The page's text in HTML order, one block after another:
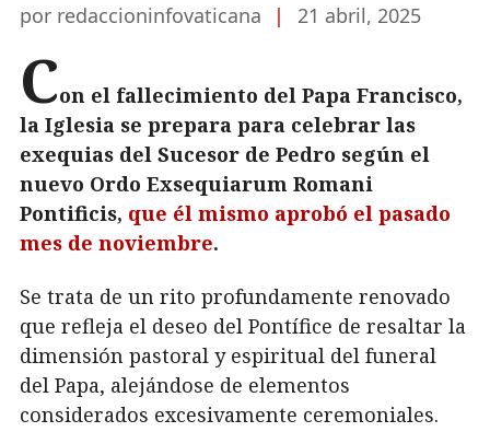
por redaccioninfovaticana | 21 abril, 2025
Con el fallecimiento del Papa Francisco,
la Iglesia se prepara para celebrar las
exequias del Sucesor de Pedro según el
nuevo Ordo Exsequiarum Romani
Pontificis, que él mismo aprobó el pasado
mes de noviembre.
Se trata de un rito profundamente renovado
que refleja el deseo del Pontífice de resaltar la
dimensión pastoral y espiritual del funeral
del Papa, alejándose de elementos
considerados excesivamente ceremoniales.